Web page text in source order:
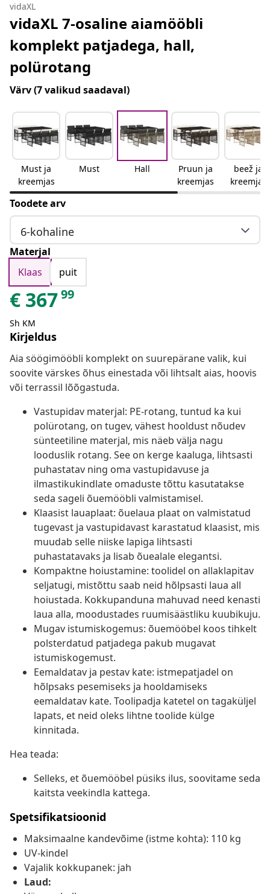
vidaXL
vidaXL 7-osaline aiamööbli
komplekt patjadega, hall,
polürotang
Värv(7 valikud saadaval)
Must ja
kreemjas
Must Hall
Pruun ja
kreemjas
beež ja
kreemjas
Toodete arv
6-kohaline
Materjal
Klaas
puit
€ 36799
Sh KM
Kirjeldus
Aia söögimööbli komplekt on suurepärane valik, kui
soovite värskes õhus einestada või lihtsalt aias, hoovis
või terrassil lõõgastuda.
Vastupidav materjal: PE-rotang, tuntud ka kui
polürotang, on tugev, vähest hooldust nõudev
sünteetiline materjal, mis näeb välja nagu
looduslik rotang. See on kerge kaaluga, lihtsasti
puhastatav ning oma vastupidavuse ja
ilmastikukindlate omaduste tõttu kasutatakse
seda sageli õuemööbli valmistamisel.
Klaasist lauaplaat: õuelaua plaat on valmistatud
tugevast ja vastupidavast karastatud klaasist, mis
muudab selle niiske lapiga lihtsasti
puhastatavaks ja lisab õuealale elegantsi.
Kompaktne hoiustamine: toolidel on allaklapitav
seljatugi, mistõttu saab neid hõlpsasti laua all
hoiustada. Kokkupanduna mahuvad need kenasti
laua alla, moodustades ruumisäästliku kuubikuju.
Mugav istumiskogemus: õuemööbel koos tihkelt
polsterdatud patjadega pakub mugavat
istumiskogemust.
Eemaldatav ja pestav kate: istmepatjadel on
hõlpsaks pesemiseks ja hooldamiseks
eemaldatav kate. Toolipadja katetel on tagaküljel
lapats, et neid oleks lihtne toolide külge
kinnitada.
Hea teada:
Selleks, et õuemööbel püsiks ilus, soovitame seda
kaitsta veekindla kattega.
Spetsifikatsioonid
Maksimaalne kandevõime (istme kohta): 110 kg
UV-kindel
Vajalik kokkupanek: jah
Laud: